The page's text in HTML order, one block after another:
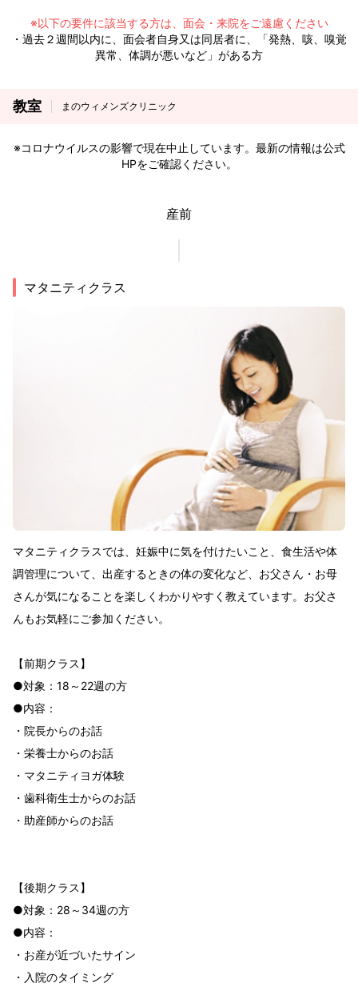
※以下の要件に該当する方は、面会・来院をご遠慮ください
・過去２週間以内に、面会者自身又は同居者に、「発熱、咳、嗅覚
異常、体調が悪いなど」がある方
教室 まのウィメンズクリニック
※コロナウイルスの影響で現在中止しています。最新の情報は公式
HPをご確認ください。
産前
マタニティクラス
マタニティクラスでは、妊娠中に気を付けたいこと、食生活や体
調管理について、出産するときの体の変化など、お父さん・お母
さんが気になることを楽しくわかりやすく教えています。お父さ
んもお気軽にご参加ください。
【前期クラス】
●対象：18～22週の方
●内容：
・院長からのお話
・栄養士からのお話
・マタニティヨガ体験
・歯科衛生士からのお話
・助産師からのお話
【後期クラス】
●対象：28～34週の方
●内容：
・お産が近づいたサイン
・入院のタイミング